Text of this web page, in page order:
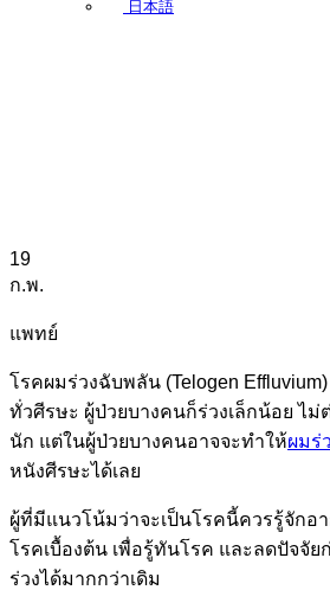
日本語
19
ก.พ.
แพทย์
โรคผมร่วงฉับพลัน (Telogen
ทั่วศีรษะ ผู้ป่วยบางคนก็ร่วงเล็กน้อย ไม่
นัก แต่ในผู้ป่วยบางคนอาจจะทำให้ผมร่
หนังศีรษะได้เลย
ผู้ที่มีแนวโน้มว่าจะเป็นโรคนี้ควรรู้จักอ
โรคเบื้องต้น เพื่อรู้ทันโรค และลดปัจจั
ร่วงได้มากกว่าเดิม